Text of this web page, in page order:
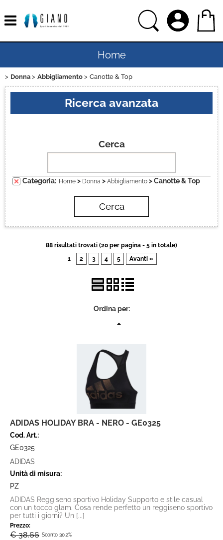
Home
Uomo
Donna
Sport
Ciclismo
Brand
Contatti
Donna Abbigliamento Canotte & Top
Ricerca avanzata
Cerca
Categoria: Home > Donna > Abbigliamento > Canotte & Top
88 risultati trovati (20 per pagina - 5 in totale)
1
2 3 4 5 Avanti »
Ordina per:
ADIDAS HOLIDAY BRA - NERO - GE0325
Cod. Art.:
GE0325
ADIDAS
Unità di misura:
PZ
ADIDAS Reggiseno sportivo Holiday Supporto e stile casual
con un tocco glam. Cosa rende perfetto un reggiseno sportivo
per tutti i giorni? Un [...]
Prezzo:
€ 38,66 Sconto 30.2%